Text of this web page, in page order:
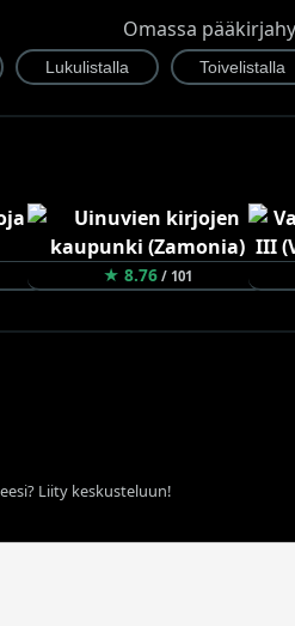
Omassa
★ 8.76/ 101
Liity keskusteluun!